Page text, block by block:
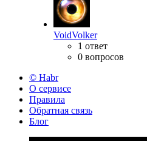
VoidVolker
1 ответ
0 вопросов
© Habr
О сервисе
Правила
Обратная связь
Блог